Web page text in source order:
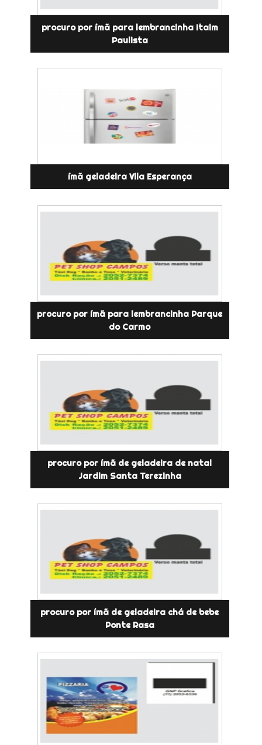
procuro por ímã para lembrancinha Itaim
Paulista
ímã geladeira Vila Esperança
procuro por ímã para lembrancinha Parque
do Carmo
procuro por ímã de geladeira de natal
Jardim Santa Terezinha
procuro por ímã de geladeira chá de bebe
Ponte Rasa